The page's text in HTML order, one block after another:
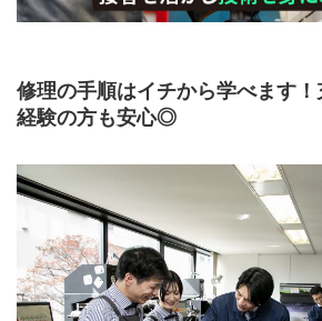
修理の手順はイチから学べます
経験の方も安心◎